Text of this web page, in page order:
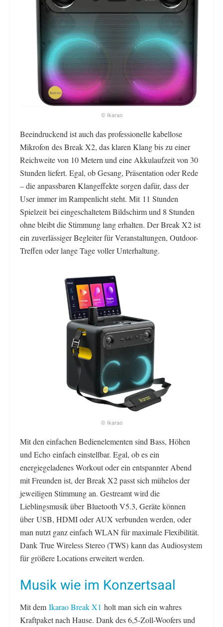
© Ikarao
Beeindruckend ist auch das professionelle kabellose
Mikrofon des Break X2, das klaren Klang bis zu einer
Reichweite von 10 Metern und eine Akkulaufzeit von 30
Stunden liefert. Egal, ob Gesang, Präsentation oder Rede
– die anpassbaren Klangeffekte sorgen dafür, dass der
User immer im Rampenlicht steht. Mit 11 Stunden
Spielzeit bei eingeschaltetem Bildschirm und 8 Stunden
ohne bleibt die Stimmung lang erhalten. Der Break X2 ist
ein zuverlässiger Begleiter für Veranstaltungen, Outdoor-
Treffen oder lange Tage voller Unterhaltung.
© Ikarao
Mit den einfachen Bedienelementen sind Bass, Höhen
und Echo einfach einstellbar. Egal, ob es ein
energiegeladenes Workout oder ein entspannter Abend
mit Freunden ist, der Break X2 passt sich mühelos der
jeweiligen Stimmung an. Gestreamt wird die
Lieblingsmusik über Bluetooth V5.3, Geräte können
über USB, HDMI oder AUX verbunden werden, oder
man nutzt ganz einfach WLAN für maximale Flexibilität.
Dank True Wireless Stereo (TWS) kann das Audiosystem
für größere Locations erweitert werden.
Musik wie im Konzertsaal
Mit dem Ikarao Break X1 holt man sich ein wahres
Kraftpaket nach Hause. Dank des 6,5-Zoll-Woofers und